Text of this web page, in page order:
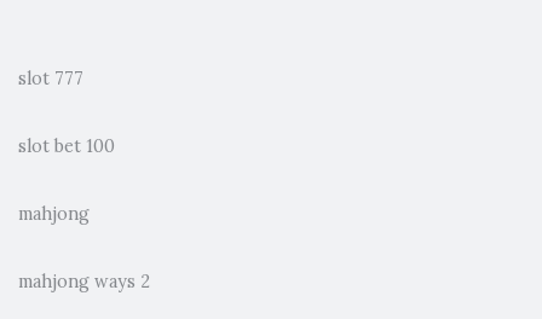
slot 777
slot bet 100
mahjong
mahjong ways 2